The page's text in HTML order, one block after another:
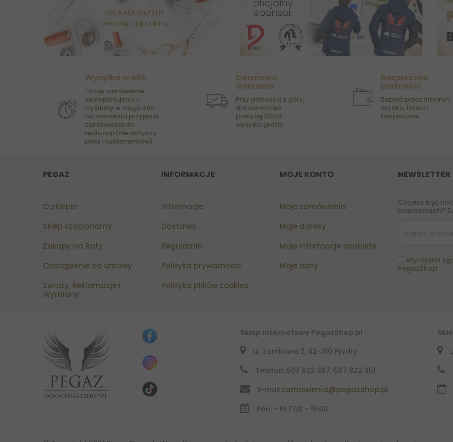
Wysyłka w 48h
Twoje zamówienie
skompletujemy i
wyślemy w ciągu 48h
od momentu przyjęcia
zamówienia do
realizacji (nie dotyczy
pasz i suplementów)
Darmowa
dostawa
Przy płatności z góry,
dla zamówień
powyżej 300zł,
wysyłka gratis
Bezpieczne
płatności
Zapłać przez internet,
szybko, łatwo i
bezpiecznie
PEGAZ
O sklepie
Sklep stacjonarny
Zakupy na Raty
Odstąpienie od umowy
Zwroty, Reklamacje i
Wymiany
INFORMACJE
Informacje
Dostawa
Regulamin
Polityka prywatności
Polityka plików cookies
MOJE KONTO
Moje zamówienia
Moje adresy
Moje informacje osobiste
Moje bony
NEWSLETTER
Chcesz być
nowościach?
Wyrażam
PegazShop
Sklep Internetowy PegazShop.pl
ul. Zamkowa 2, 62-310 Pyzdry
Telefon: 507 822 367, 507 822 351
E-mail:zamowienia@pegazshop.pl
Pon. - Pt.7:00 - 15:00